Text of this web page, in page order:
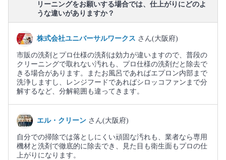
リーニングをお願いする場合では、仕上がりにどのよ
うな違いがありますか？
株式会社ユニバーサルワークス さん(大阪府)
市販の洗剤とプロ仕様の洗剤は効力が違いますので、普段の
クリーニングで取れない汚れも、プロ仕様の洗剤だと除去で
きる場合があります。またお風呂であればエプロン内部まで
洗浄しますし、レンジフードであればシロッコファンまで分
解するなど、分解範囲も違ってきます。
エル・クリーン さん(大阪府)
自分での掃除では落としにくい頑固な汚れも、業者なら専用
機材と洗剤で徹底的に除去でき、見た目も衛生面もプロの仕
上がりになります。